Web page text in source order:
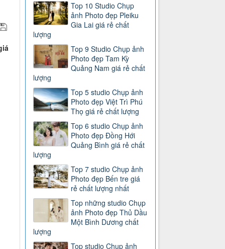
Top 10 Studio Chụp
ảnh Photo đẹp Pleiku
Gia Lai giá rẻ chất
lượng
Top 9 Studio Chụp ảnh
Photo đẹp Tam Kỳ
Quảng Nam giá rẻ chất
lượng
Top 5 studio Chụp ảnh
Photo đẹp Việt Trì Phú
Thọ giá rẻ chất lượng
Top 6 studio Chụp ảnh
Photo đẹp Đồng Hới
Quảng Bình giá rẻ chất
lượng
Top 7 studio Chụp ảnh
Photo đẹp Bến tre giá
rẻ chất lượng nhất
Top những studio Chụp
ảnh Photo đẹp Thủ Dầu
Một Bình Dương chất
lượng
Top studio Chụp ảnh